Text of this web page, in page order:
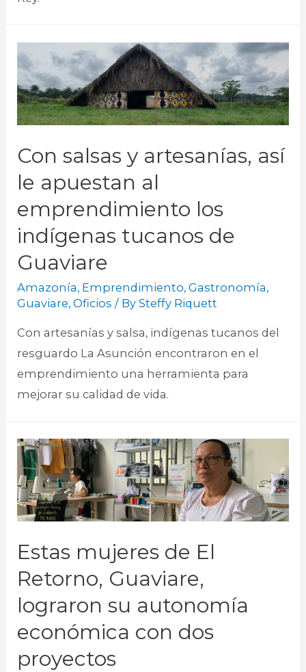
Con salsas y artesanías, así
le apuestan al
emprendimiento los
indígenas tucanos de
Guaviare
Amazonía, Emprendimiento,Gastronomía,
Guaviare,Oficios / BySteffy Riquett
Con artesanías y salsa, indígenas tucanos del
resguardo La Asunción encontraron en el
emprendimiento una herramienta para
mejorar su calidad de vida.
Estas mujeres de El
Retorno, Guaviare,
lograron su autonomía
económica con dos
proyectos